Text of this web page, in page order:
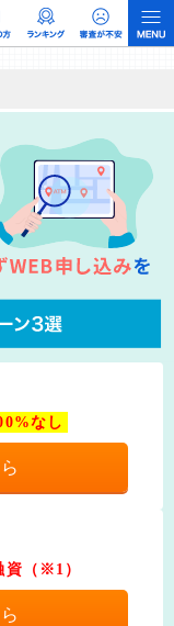
ルです。 ただし、特定の
ーザーへの口コミ収集な
なし
資（※1）